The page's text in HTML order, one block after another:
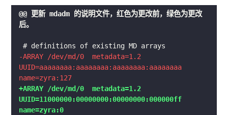
@@ 更新 mdadm 的说明文件，红色为更改前，绿色为更改
-ARRAY /dev/md/0  metadata=1.2
UUID=aaaaaaaa:aaaaaaaa:aaaaaaaa:aaaaaaaa
name=zyra:127
+ARRAY /dev/md/0  metadata=1.2
UUID=11000000:00000000:00000000:000000ff
name=zyra:0